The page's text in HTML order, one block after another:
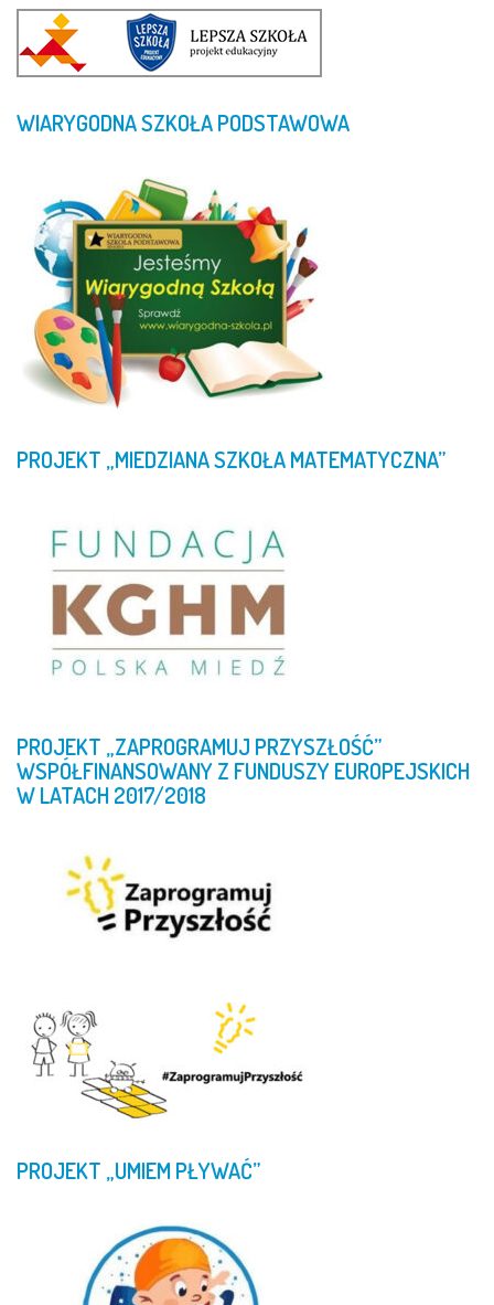
WIARYGODNASZKOŁAPODSTAWOWA
PROJEKT „MIEDZIANASZKOŁAMATEMATYCZNA”
PROJEKT „ZAPROGRAMUJ PRZYSZŁOŚĆ”
WSPÓŁFINANSOWANYZ FUNDUSZYEUROPEJSKICH
WLATACH2017/2018
PROJEKT „UMIEMPŁYWAĆ”